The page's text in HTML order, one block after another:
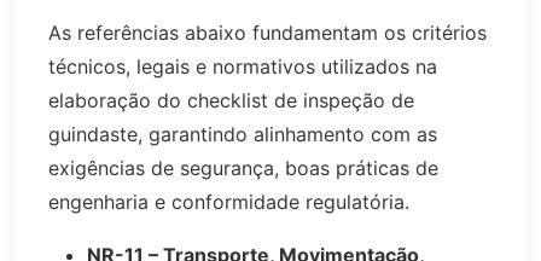
As referências abaixo fundamentam os critérios
técnicos, legais e normativos utilizados na
elaboração do checklist de inspeção de
guindaste, garantindo alinhamento com as
exigências de segurança, boas práticas de
engenharia e conformidade regulatória.
NR-11 – Transporte, Movimentação,